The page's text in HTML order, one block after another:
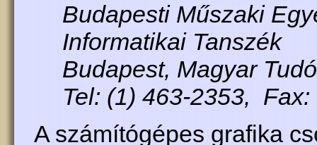
Budapesti Műszaki
Informatikai Tanszék
Budapest, Magyar
Tel: (1) 463-2353,
A számítógépes grafika